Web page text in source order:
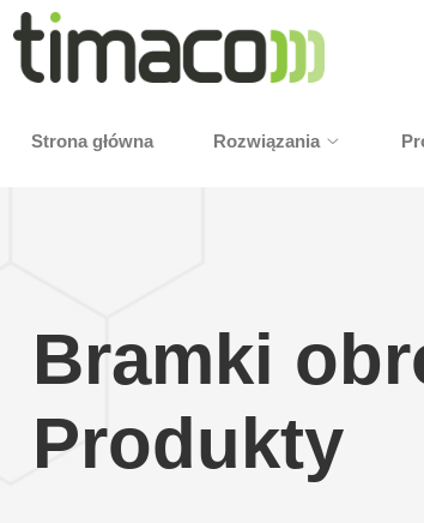
Strona główna Rozwiązania
Bramki
Produkty